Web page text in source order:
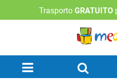
Trasporto GRATUITO
Open menu